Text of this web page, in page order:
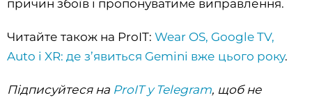
причин збоїв і пропонуватиме виправлення.
Читайте також на ProIT: Wear OS, Google TV,
Auto і XR: де з’явиться Gemini вже цього року.
Підписуйтеся на ProIT у Telegram, щоб не